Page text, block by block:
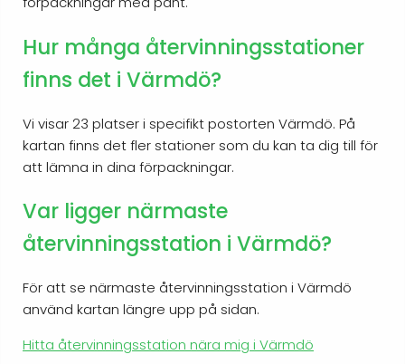
Hur många återvinningsstationer
finns det i Värmdö?
Vi visar 23 platser i specifikt postorten Värmdö. På
kartan finns det fler stationer som du kan ta dig till för
att lämna in dina förpackningar.
Var ligger närmaste
återvinningsstation i Värmdö?
För att se närmaste återvinningsstation i Värmdö
använd kartan längre upp på sidan.
Hitta återvinningsstation nära mig i Värmdö